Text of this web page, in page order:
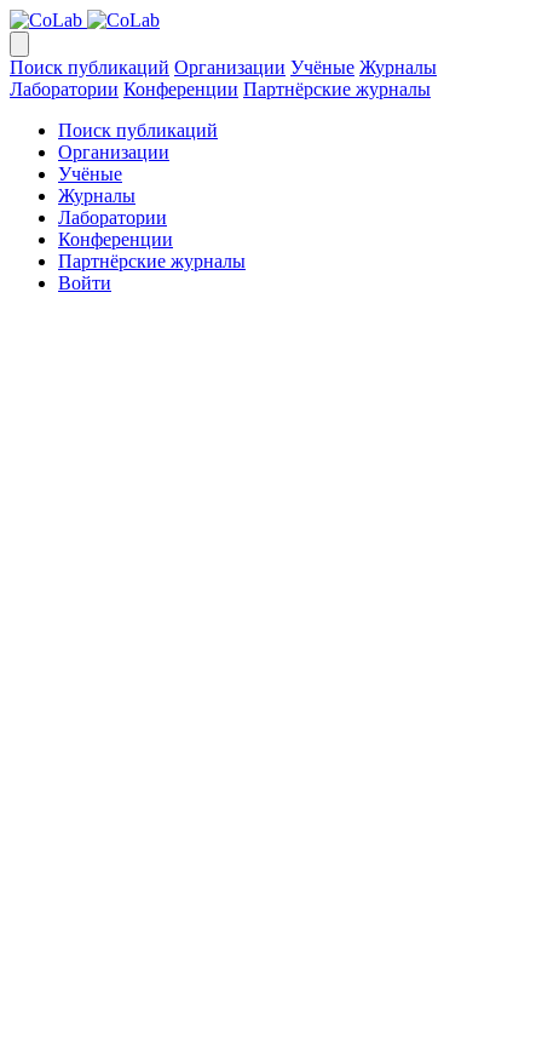
Поиск публикаций Организации Учёные Журналы
Лаборатории Конференции Партнёрские журналы
Поиск публикаций
Организации
Учёные
Журналы
Лаборатории
Конференции
Партнёрские журналы
Войти